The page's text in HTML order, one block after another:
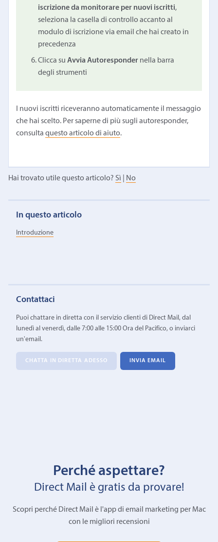
iscrizione da monitorare per nuovi iscritti,
seleziona la casella di controllo accanto al
modulo di iscrizione via email che hai creato in
precedenza
Clicca suAvvia Autoresponder nella barra
degli strumenti
I nuovi iscritti riceveranno automaticamente il messaggio
che hai scelto. Per saperne di più sugli autoresponder,
consultaquesto articolo di aiuto.
Hai trovato utile questo articolo? Sì No
In questo articolo
Introduzione
Contattaci
Puoi chattare in diretta con il servizio clienti di Direct Mail, dal
lunedì al venerdì, dalle 7:00 alle 15:00 Ora del Pacifico, o inviarci
un'email.
CHATTA IN DIRETTA ADESSO INVIA EMAIL
Perché aspettare?
Direct Mail è gratis da provare!
Scopri perché Direct Mail è l'app di email marketing per Mac
con le migliori recensioni